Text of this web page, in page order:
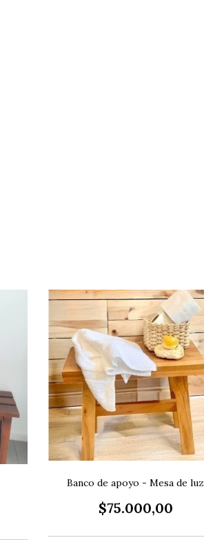
Banco de apoyo - Mesa de luz
$75.000,00